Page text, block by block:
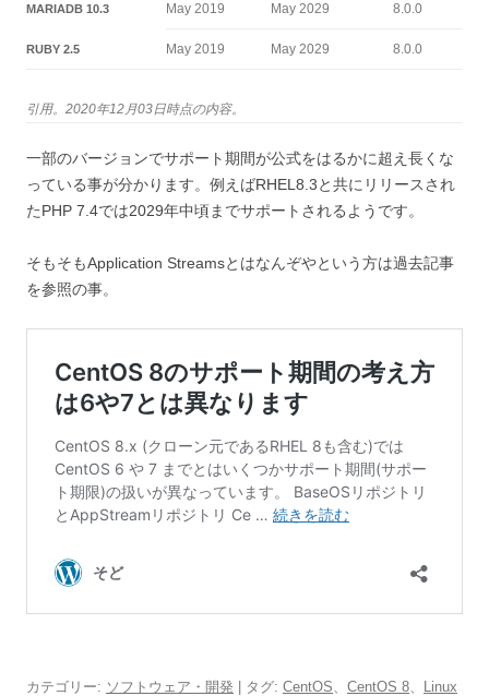
MARIADB 10.3 May 2019 May 2029 8.0.0
RUBY 2.5 May 2019 May 2029 8.0.0
引用。2020年12月03日時点の内容。
一部のバージョンでサポート期間が公式をはるかに超え長くな
っている事が分かります。例えばRHEL8.3と共にリリースされ
たPHP 7.4では2029年中頃までサポートされるようです。
そもそもApplication Streamsとはなんぞやという方は過去記事
を参照の事。
カテゴリー: ソフトウェア・開発 | タグ: CentOS、 CentOS 8、
Linux